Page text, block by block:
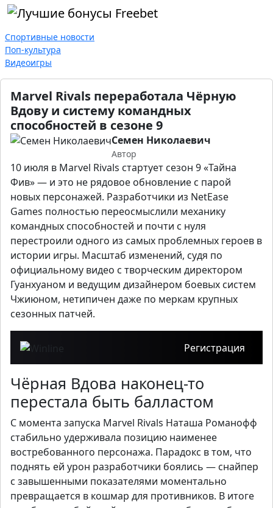
Спортивные новости
Поп-культура
Видеоигры
Marvel Rivals переработала Чёрную
Вдову и систему командных
способностей в сезоне 9
Семен Николаевич
Автор
10 июля в Marvel Rivals стартует сезон 9 «Тайна
Фив» — и это не рядовое обновление с парой
новых персонажей. Разработчики из NetEase
Games полностью переосмыслили механику
командных способностей и почти с нуля
перестроили одного из самых проблемных героев в
истории игры. Масштаб изменений, судя по
официальному видео с творческим директором
Гуанхуаном и ведущим дизайнером боевых систем
Чжиюном, нетипичен даже по меркам крупных
сезонных патчей.
Регистрация
Чёрная Вдова наконец-то
перестала быть балластом
С момента запуска Marvel Rivals Наташа Романофф
стабильно удерживала позицию наименее
востребованного персонажа. Парадокс в том, что
поднять ей урон разработчики боялись — снайпер
с завышенными показателями моментально
превращается в кошмар для противников. В итоге